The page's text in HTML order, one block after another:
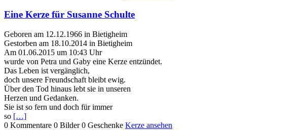
Eine Kerze für Susanne Schulte
Geboren am 12.12.1966 in Bietigheim
Gestorben am 18.10.2014 in Bietigheim
Am 01.06.2015 um 10:43 Uhr
wurde von Petra und Gaby eine Kerze entzündet.
Das Leben ist vergänglich,
doch unsere Freundschaft bleibt ewig.
Über den Tod hinaus lebt sie in unseren
Herzen und Gedanken.
Sie ist so fern und doch für immer
so […]
0 Kommentare 0 Bilder 0 Geschenke Kerze ansehen